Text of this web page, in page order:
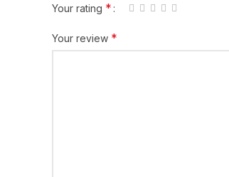
Your rating *
Your review *